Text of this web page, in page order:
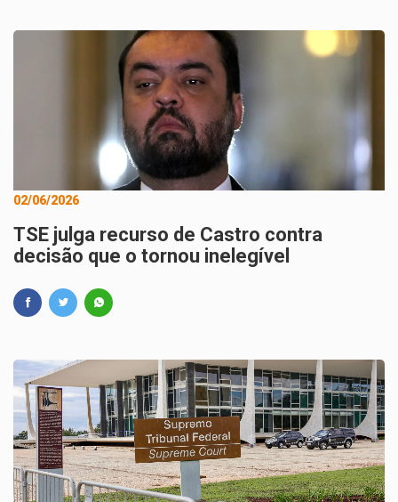
02/06/2026
TSE julga recurso de Castro contra
decisão que o tornou inelegível